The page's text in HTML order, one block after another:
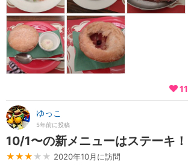
11
ゆっこ
5年前に投稿
10/1〜の新メニューはステーキ！
★★★ ★★ 2020年10月に訪問